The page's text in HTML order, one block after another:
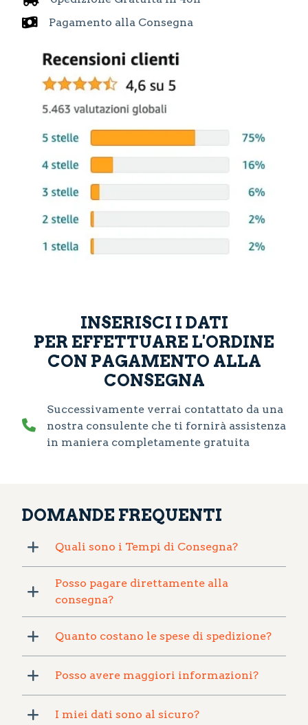
Pagamento alla Consegna
INSERISCI I DATI
PER EFFETTUARE L'ORDINE
CON PAGAMENTO ALLA
CONSEGNA
Successivamente verrai contattato da una
nostra consulente che ti fornirà assistenza
in maniera completamente gratuita
DOMANDE FREQUENTI
Quali sono i Tempi di Consegna?
Posso pagare direttamente alla
consegna?
Quanto costano le spese di spedizione?
Posso avere maggiori informazioni?
I miei dati sono al sicuro?